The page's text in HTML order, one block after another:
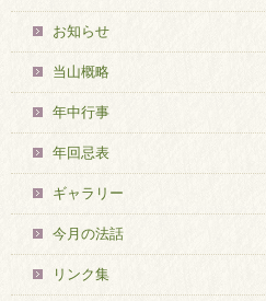
お知らせ
当山概略
年中行事
年回忌表
ギャラリー
今月の法話
リンク集